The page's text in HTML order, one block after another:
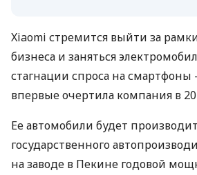
Xiaomi стремится выйти за
бизнеса и заняться
стагнации спроса на
впервые очертила компания в
Ее автомобили будет
государственного
на заводе в Пекине годовой